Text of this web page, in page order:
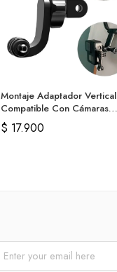
Montaje Adaptador Vertical
Compatible Con Cámaras
Deportivas
$ 17.900